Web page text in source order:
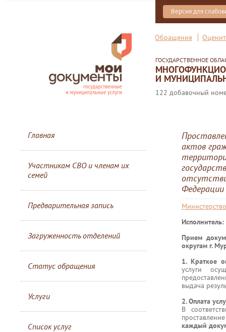
Версия для
Обращения
ГОСУДАРСТВЕННОЕ
И
122 добавочный
Главная
Участникам СВО и членам их
семей
Предварительная запись
Загруженность отделений
Статус обращения
Услуги
Список услуг
актов
Федерации
Исполнитель:
Прием
округам г.
1. Краткое
услуги
выдача
2. Оплата
В
каждый